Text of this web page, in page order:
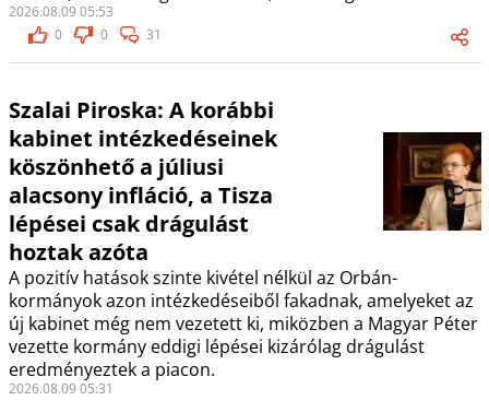
2026.08.09 05:53
0
0 31
Szalai Piroska: A korábbi
kabinet intézkedéseinek
köszönhető a júliusi
alacsony infláció, a Tisza
lépései csak drágulást
hoztak azóta
A pozitív hatások szinte kivétel nélkül az Orbán-
kormányok azon intézkedéseiből fakadnak, amelyeket az
új kabinet még nem vezetett ki, miközben a Magyar Péter
vezette kormány eddigi lépései kizárólag drágulást
eredményeztek a piacon.
2026.08.09 05:31